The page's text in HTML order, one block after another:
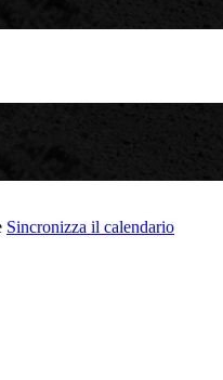
Sincronizza il calendario